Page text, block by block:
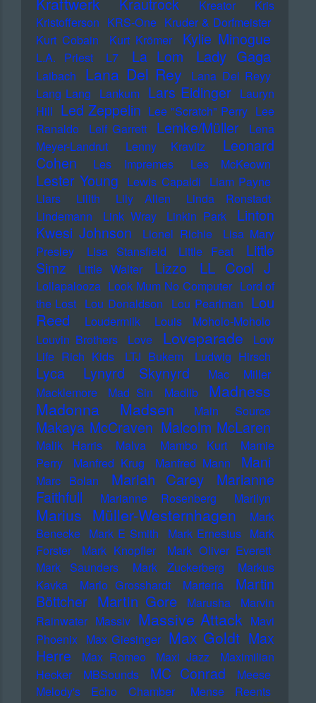
Krautrock Kreator
Kris
Kristofferson KRS-One Kruder & Dorfmeister
Kurt Cobain
Kurt Krömer Kylie Minogue
L.A. Priest L7 La Lom Lady Gaga
Laibach Lana Del Rey
Lana Del Reyy
Lang Lang Lankum Lars Eidinger Lauryn
Hill Led Zeppelin Lee "Scratch" Perry Lee
Ranaldo
Leif Garrett Lemke/Müller
Lena
Meyer-Landrut
Lenny Kravitz
Leonard
Cohen
Les Impremes Les McKeown
Lester Young Lewis Capaldi Liam Payne
Liars
Lilith Lily Allen
Linda Ronstadt
Lindemann
Link Wray Linkin Park
Linton
Kwesi Johnson
Lionel Richie
Lisa Mary
Presley
Lisa Stansfield Little Feat
Little
Simz
Little Walter Lizzo LL Cool J
Lollapalooza Look Mum No Computer Lord of
the Lost Lou Donaldson Lou Pearlman Lou
Reed
Loudermilk
Louis Moholo-Moholo
Louvin Brothers
Love Loveparade
Low
Life Rich Kids
LTJ Bukem Ludwig Hirsch
Lyca Lynyrd Skynyrd
Mac Miller
Macklemore
Mad Sin Madlib
Madness
Madonna
Madsen Main Source
Makaya McCraven Malcolm McLaren
Malik Harris Malva Mambo Kurt
Mamie
Perry
Manfred Krug Manfred Mann Mani
Marc Bolan Mariah Carey
Marianne
Faithfull
Marianne Rosenberg Marilyn
Marius Müller-Westernhagen
Mark
Benecke Mark E Smith Mark Ernestus Mark
Forster
Mark Knopfler
Mark Oliver Everett
Mark Saunders
Mark Zuckerberg
Markus
Kavka
Marlo Grosshardt Marteria
Martin
Böttcher Martin Gore Marusha
Marvin
Rainwater Massiv Massive Attack Mavi
Phoenix Max Giesinger Max Goldt Max
Herre
Max Romeo Maxi Jazz
Maximilian
Hecker
MBSounds MC Conrad
Meese
Melody's Echo Chamber
Mense Reents